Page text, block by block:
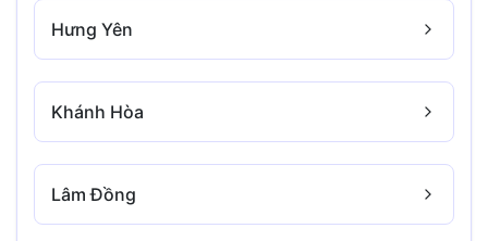
Hưng Yên
Khánh Hòa
Lâm Đồng